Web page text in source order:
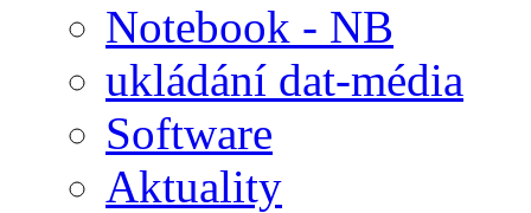
Notebook - NB
ukládání dat-média
Software
Aktuality